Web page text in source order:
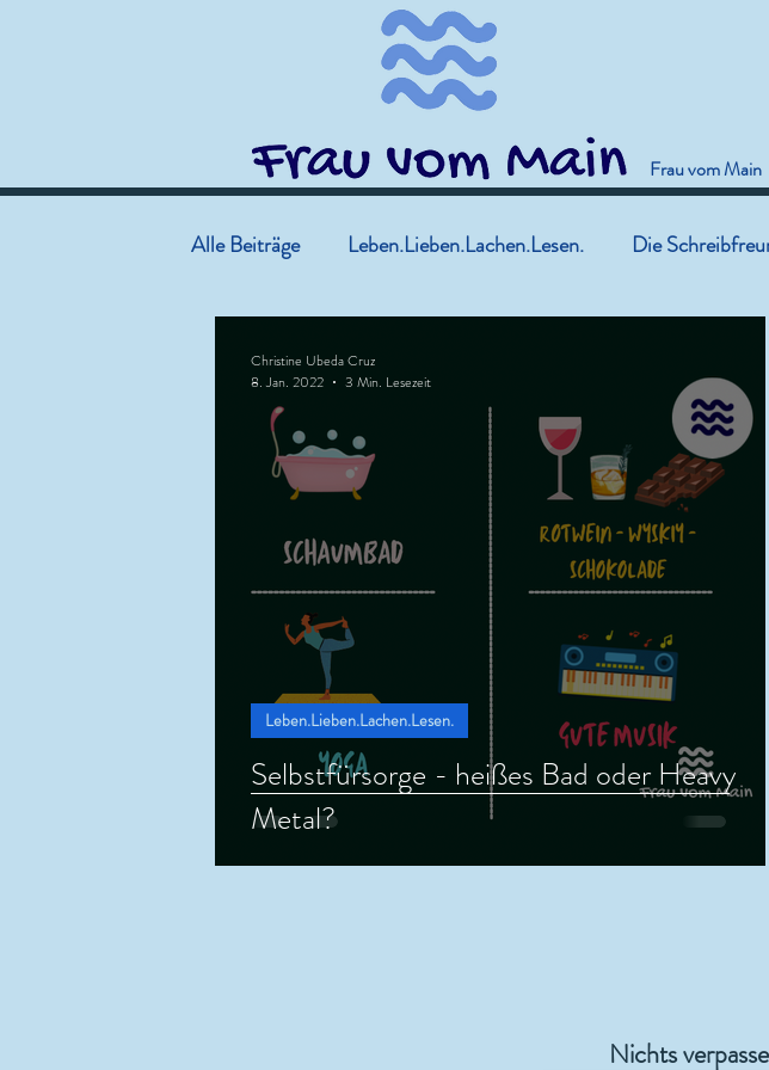
Frau vom Main
Alle Beiträge Leben.Lieben.Lachen.Lesen. Die
Selbstfürsorge - heißes Bad oder Heavy
Metal?
Leben.Lieben.Lachen.Lesen.
Christine Ubeda Cruz
8. Jan. 2022
3 Min. Lesezeit
Nichts